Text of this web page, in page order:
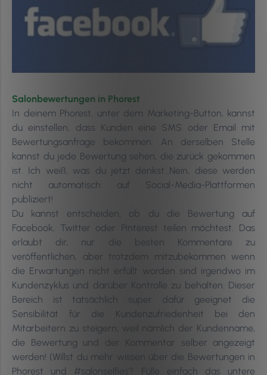
Salonbewertungen in Phorest
In deinem Phorest, unter dem Marketing-Button, kannst
du einstellen, dass Kunden eine SMS oder Email mit
Bewertungsanfrage bekommen. An derselben Stelle
kannst du jede Bewertung sehen, die zurück gekommen
ist. Ich weiß, was du jetzt denkst…Nein, diese werden
nicht automatisch auf Social-Media-Plattformen
publiziert!
Du kannst entscheiden, ob du die Bewertung auf
Facebook, Twitter oder Pinterest teilen möchtest. Das
erlaubt dir, nur die besten Kommentare zu
veröffentlichen, aber trotzdem mitzubekommen wenn
die Erwartungen nicht erfüllt worden sind irgendwo im
Kundenzyklus und darüber Kontrolle zu behalten. Dieser
Bereich ist tatsächlich super dafür geeignet die
Sensibilität für die Kundenzufriedenheit bei den
Mitarbeitern zu steigern, weil nämlich der Kundenname,
die Bewertung und der Kommentar selber angezeigt
werden! (Willst du mehr wissen über die Bewertungen in
Phorest und #salonselfies? Fülle einfach das untere